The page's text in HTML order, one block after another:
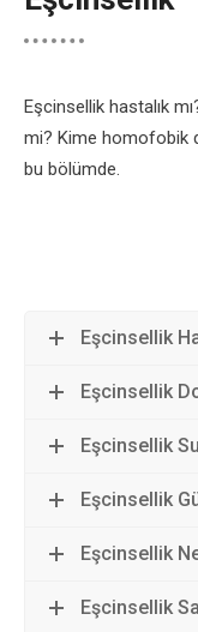
Eşcinsellik hastalık
mi? Kime homofobik
bu bölümde.
Eşcinsellik
Eşcinsellik
Eşcinsellik
Eşcinsellik
Eşcinsellik
Eşcinsellik